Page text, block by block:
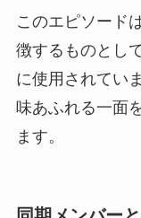
このエピソード
徴するものとし
に使用されてい
味あふれる一面
ます。